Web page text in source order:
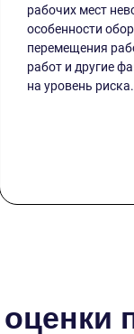
рабочих мест
особенности
перемещения
работ и другие
на уровень риска.